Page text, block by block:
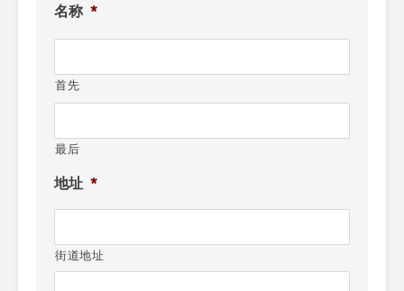
名称 *
首先
最后
地址 *
街道地址